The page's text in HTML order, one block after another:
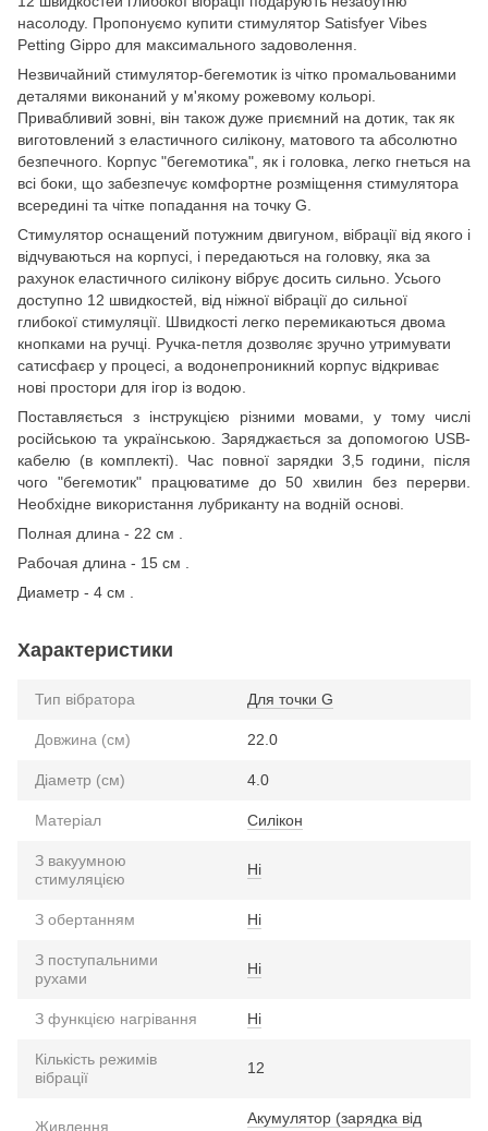
насолоду. Пропонуємо купити стимулятор Satisfyer Vibes
Petting Gippo для максимального задоволення.
Незвичайний стимулятор-бегемотик із чітко промальованими
деталями виконаний у м'якому рожевому кольорі.
Привабливий зовні, він також дуже приємний на дотик, так як
виготовлений з еластичного силікону, матового та абсолютно
безпечного. Корпус "бегемотика", як і головка, легко гнеться на
всі боки, що забезпечує комфортне розміщення стимулятора
всередині та чітке попадання на точку G.
Стимулятор оснащений потужним двигуном, вібрації від якого і
відчуваються на корпусі, і передаються на головку, яка за
рахунок еластичного силікону вібрує досить сильно. Усього
доступно 12 швидкостей, від ніжної вібрації до сильної
глибокої стимуляції. Швидкості легко перемикаються двома
кнопками на ручці. Ручка-петля дозволяє зручно утримувати
сатисфаєр у процесі, а водонепроникний корпус відкриває
нові простори для ігор із водою.
Поставляється з інструкцією різними мовами, у тому числі
російською та українською. Заряджається за допомогою USB-
кабелю (в комплекті). Час повної зарядки 3,5 години, після
чого "бегемотик" працюватиме до 50 хвилин без перерви.
Необхідне використання лубриканту на водній основі.
Полная длина - 22 см .
Рабочая длина - 15 см .
Диаметр - 4 см .
Характеристики
Тип вібратора Для точки G
Довжина (см) 22.0
Діаметр (см) 4.0
Матеріал Силікон
З вакуумною
стимуляцією
Ні
З обертанням Ні
З поступальними
рухами
Ні
З функцією нагрівання Ні
Кількість режимів
вібрації
12
Живлення
Акумулятор (зарядка від